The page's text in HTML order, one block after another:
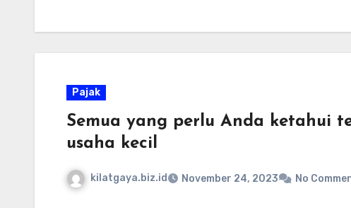
Pajak
Semua yang perlu Anda ketahui
usaha kecil
kilatgaya.biz.id November 24, 2023 No